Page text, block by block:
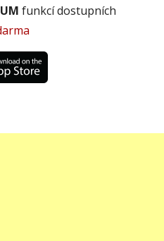
funkcí dostupních